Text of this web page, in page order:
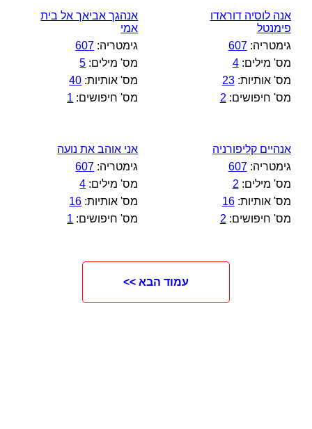
אנה לוסיה דוראדו
פימנטל
גימטריה:607
מס' מילים:4
מס' אותיות:23
מס' חיפושים: 2
אנהגך אביאך אל בית
אמי
גימטריה: 607
מס' מילים: 5
מס' אותיות: 40
מס' חיפושים: 1
אנהיים קליפורניה
גימטריה:607
מס' מילים: 2
מס' אותיות:16
מס' חיפושים: 2
אני אוהב את נועה
גימטריה: 607
מס' מילים: 4
מס' אותיות: 16
מס' חיפושים: 1
עמוד הבא >>